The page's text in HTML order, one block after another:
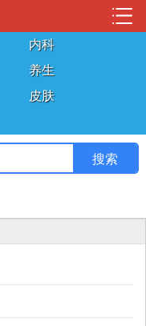
内科
养生
皮肤